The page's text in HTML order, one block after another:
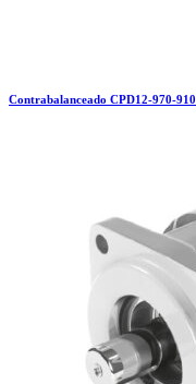
Contrabalanceado CPD12-970-910